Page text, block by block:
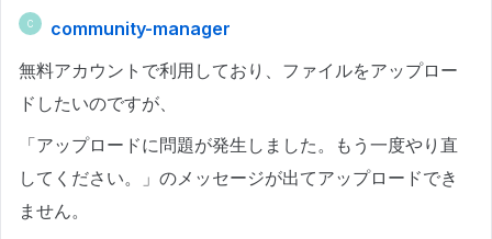
C
community-manager
無料アカウントで利用しており、ファイルをアップロー
ドしたいのですが、
「アップロードに問題が発生しました。もう一度やり直
してください。」のメッセージが出てアップロードでき
ません。